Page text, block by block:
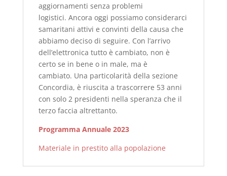
aggiornamenti senza problemi
logistici. Ancora oggi possiamo considerarci
samaritani attivi e convinti della causa che
abbiamo deciso di seguire. Con l’arrivo
dell’elettronica tutto è cambiato, non è
certo se in bene o in male, ma è
cambiato. Una particolarità della sezione
Concordia, è riuscita a trascorrere 53 anni
con solo 2 presidenti nella speranza che il
terzo faccia altrettanto.
Programma Annuale 2023
Materiale in prestito alla popolazione